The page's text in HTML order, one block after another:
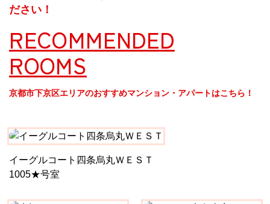
ださい！
RECOMMENDED
ROOMS
京都市下京区エリアのおすすめマンション・アパートはこちら！
イーグルコート四条烏丸ＷＥＳＴ
1005★号室